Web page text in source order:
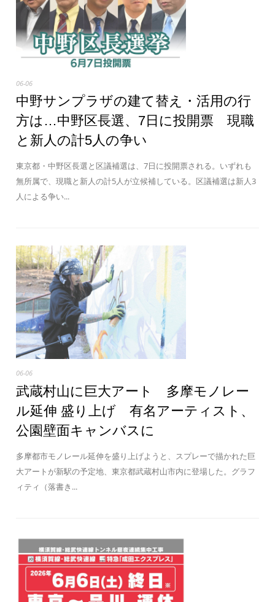
06-06
中野サンプラザの建て替え・活用の行
方は…中野区長選、7日に投開票 現職
と新人の計5人の争い
東京都・中野区長選と区議補選は、7日に投開票される。いずれも
無所属で、現職と新人の計5人が立候補している。区議補選は新人3
人による争い...
06-06
武蔵村山に巨大アート 多摩モノレー
ル延伸 盛り上げ 有名アーティスト、
公園壁面キャンバスに
多摩都市モノレール延伸を盛り上げようと、スプレーで描かれた巨
大アートが新駅の予定地、東京都武蔵村山市内に登場した。グラフ
ィティ（落書き...